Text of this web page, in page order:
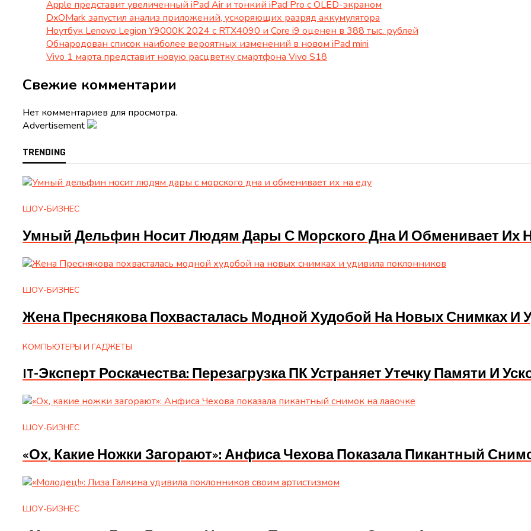
Apple представит увеличенный iPad Air и тонкий iPad Pro с OLED-экраном
DxOMark запустил анализ приложений, ускоряющих разряд аккумулятора
Ноутбук Lenovo Legion Y9000K 2024 с RTX4090 и Core i9 оценен в 388 тыс. рублей
Обнародован список наиболее вероятных изменений в новом iPad mini
Vivo 1 марта представит новую расцветку смартфона Vivo S18
Свежие комментарии
Нет комментариев для просмотра.
Advertisement
TRENDING
ШОУ-БИЗНЕС
Умный Дельфин Носит Людям Дары С Морского Дна И Обменивает Их
ШОУ-БИЗНЕС
Жена Преснякова Похвасталась Модной Худобой На Новых Снимках И
КОМПЬЮТЕРЫ И ГАДЖЕТЫ
IT-Эксперт Роскачества: Перезагрузка ПК Устраняет Утечку Памяти И
ШОУ-БИЗНЕС
«Ох, Какие Ножки Загорают»: Анфиса Чехова Показала Пикантный
ШОУ-БИЗНЕС